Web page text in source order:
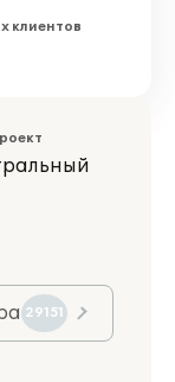
клиентов
29151